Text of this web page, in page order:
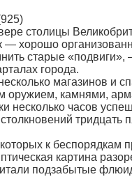
столицы
— хорошо
старые «подвиги»,
города.
магазинов и
оружием, камнями,
несколько часов
тридцать
к беспорядкам
картина
подзабытые